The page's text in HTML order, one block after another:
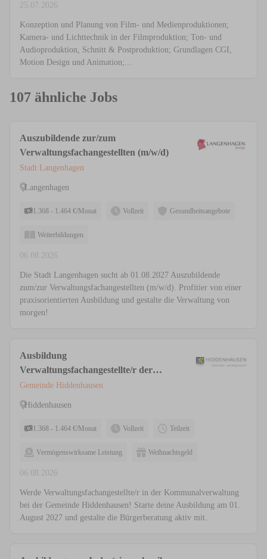
25.07.2026
Konzeption und Planung von Film- und Medienproduktionen;
Kamera- und Lichttechnik in der Filmproduktion; Ton- und
Audioproduktion, Schnitt & Postproduktion; Grundlagen CGI,
Motion Design und Animation;...
107 ähnliche Jobs
Auszubildende zur/zum
Verwaltungsfachangestellten (m/w/d)
Stadt Langenhagen
Langenhagen
1.368 - 1.464 €/Monat Vollzeit Gesundheitsangebote
Weiterbildungen
06.08.2026
Die Stadt Langenhagen sucht ab 01.08.2027 Auszubildende
zum/zur Verwaltungsfachangestellten (m/w/d). Profitier von einer
praxisorientierten Ausbildung und gestalte die Verwaltung von
morgen!
Ausbildung
Verwaltungsfachangestellte/r der
Fachrichtung Kommunalverwaltung
(m/w/d) Vollzeit / Teilzeit
Gemeinde Hiddenhausen
Hiddenhausen
1.368 - 1.464 €/Monat Vollzeit Teilzeit
Vermögenswirksame Leistung Weihnachtsgeld
06.08.2026
Werde Verwaltungsfachangestellte/r in der Kommunalverwaltung
bei der Gemeinde Hiddenhausen! Starte deine Ausbildung am 01.
August 2027 und gestalte die Bürgerberatung aktiv mit.